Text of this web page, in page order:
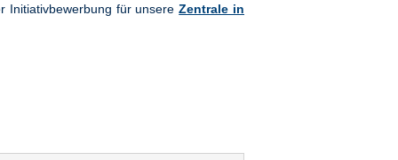
Initiativbewerbung für unsereZentrale in